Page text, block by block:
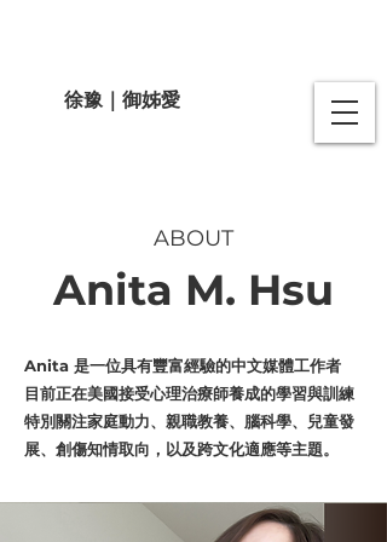
徐豫｜御姊愛
ABOUT
Anita M. Hsu
Anita 是一位具有豐富經驗的中文媒體工作者
目前正在美國接受心理治療師養成的學習與訓練
特別關注家庭動力、親職教養、腦科學、兒童發
展、創傷知情取向，以及跨文化適應等主題。